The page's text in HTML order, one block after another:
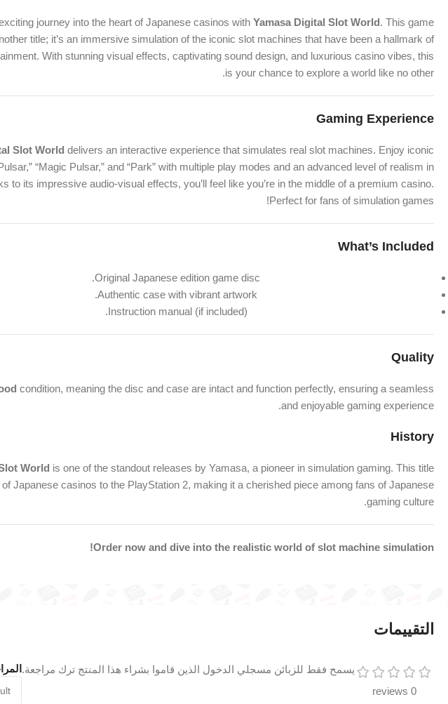
journey into the heart of Japanese casinos with Yamasa Digital Slot World. This game
title; it’s an immersive simulation of the iconic slot machines that have been a hallmark of
With stunning visual effects, captivating sound design, and luxurious casino vibes, this
is your chance to explore a world like no other.
Gaming Experience
Slot World delivers an interactive experience that simulates real slot machines. Enjoy iconic
“Magic Pulsar,” and “Park” with multiple play modes and an advanced level of realism in
to its impressive audio-visual effects, you’ll feel like you’re in the middle of a premium casino.
Perfect for fans of simulation games!
What’s Included
Original Japanese edition game disc.
Authentic case with vibrant artwork.
Instruction manual (if included).
Quality
condition, meaning the disc and case are intact and function perfectly, ensuring a seamless
and enjoyable gaming experience.
History
World is one of the standout releases by Yamasa, a pioneer in simulation gaming. This title
of Japanese casinos to the PlayStation 2, making it a cherished piece among fans of Japanese
gaming culture.
Order now and dive into the realistic world of slot machine simulation!
التقييمات
0 reviews
يسمح فقط للزبائن مسجلي الدخول الذين قاموا بشراء هذا المنتج ترك مراجعة.